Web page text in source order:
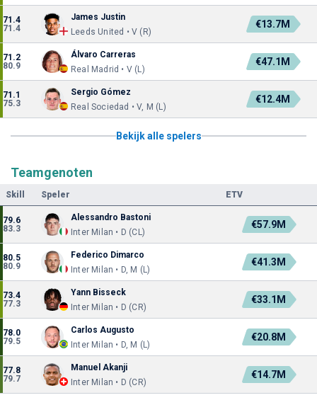
71.4
71.4
James Justin
Leeds United • V (R)
€13.7M
71.2
80.9
Álvaro Carreras
Real Madrid • V (L)
€47.1M
71.1
75.3
Sergio Gómez
Real Sociedad • V, M (L)
€12.4M
Bekijk alle spelers
Teamgenoten
Skill Speler ETV
79.6
83.3
Alessandro Bastoni
Inter Milan • D (CL)
€57.9M
80.5
80.9
Federico Dimarco
Inter Milan • D, M (L)
€41.3M
73.4
77.3
Yann Bisseck
Inter Milan • D (CR)
€33.1M
78.0
79.5
Carlos Augusto
Inter Milan • D, M (L)
€20.8M
77.8
79.7
Manuel Akanji
Inter Milan • D (CR)
€14.7M